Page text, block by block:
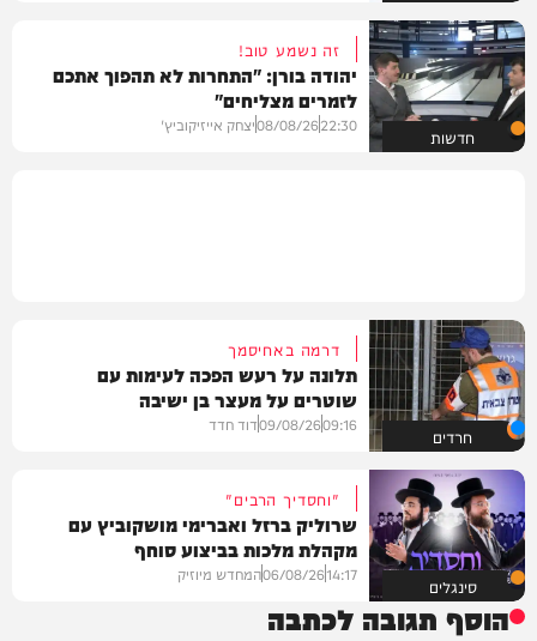
חדשות
זה נשמע טוב!
יהודה בורן: "התחרות לא תהפוך אתכם
לזמרים מצליחים"
22:30
08/08/26יצחק אייזיקוביץ'
חרדים
דרמה באחיסמך
תלונה על רעש הפכה לעימות עם
שוטרים על מעצר בן ישיבה
09:16
09/08/26דוד חדד
סינגלים
"וחסדיך הרבים"
שרוליק ברזל ואברימי מושקוביץ עם
מקהלת מלכות בביצוע סוחף
14:17
06/08/26המחדש מיוזיק
הוסף תגובה לכתבה